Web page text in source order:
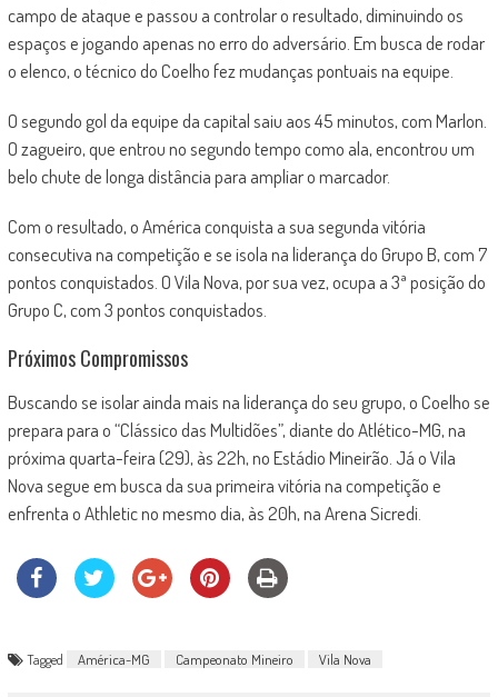
campo de ataque e passou a controlar o resultado, diminuindo os
espaços e jogando apenas no erro do adversário. Em busca de rodar
o elenco, o técnico do Coelho fez mudanças pontuais na equipe.
O segundo gol da equipe da capital saiu aos 45 minutos, com Marlon.
O zagueiro, que entrou no segundo tempo como ala, encontrou um
belo chute de longa distância para ampliar o marcador.
Com o resultado, o América conquista a sua segunda vitória
consecutiva na competição e se isola na liderança do Grupo B, com 7
pontos conquistados. O Vila Nova, por sua vez, ocupa a 3ª posição do
Grupo C, com 3 pontos conquistados.
Próximos Compromissos
Buscando se isolar ainda mais na liderança do seu grupo, o Coelho se
prepara para o “Clássico das Multidões”, diante do Atlético-MG, na
próxima quarta-feira (29), às 22h, no Estádio Mineirão. Já o Vila
Nova segue em busca da sua primeira vitória na competição e
enfrenta o Athletic no mesmo dia, às 20h, na Arena Sicredi.
Tagged América-MG Campeonato Mineiro Vila Nova